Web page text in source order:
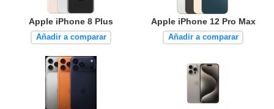
Apple iPhone 8 Plus
Añadir a comparar
Apple iPhone 12 Pro Max
Añadir a comparar